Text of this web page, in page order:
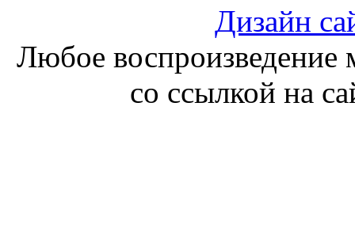
Дизайн
Любое воспроизведение
со ссылкой на